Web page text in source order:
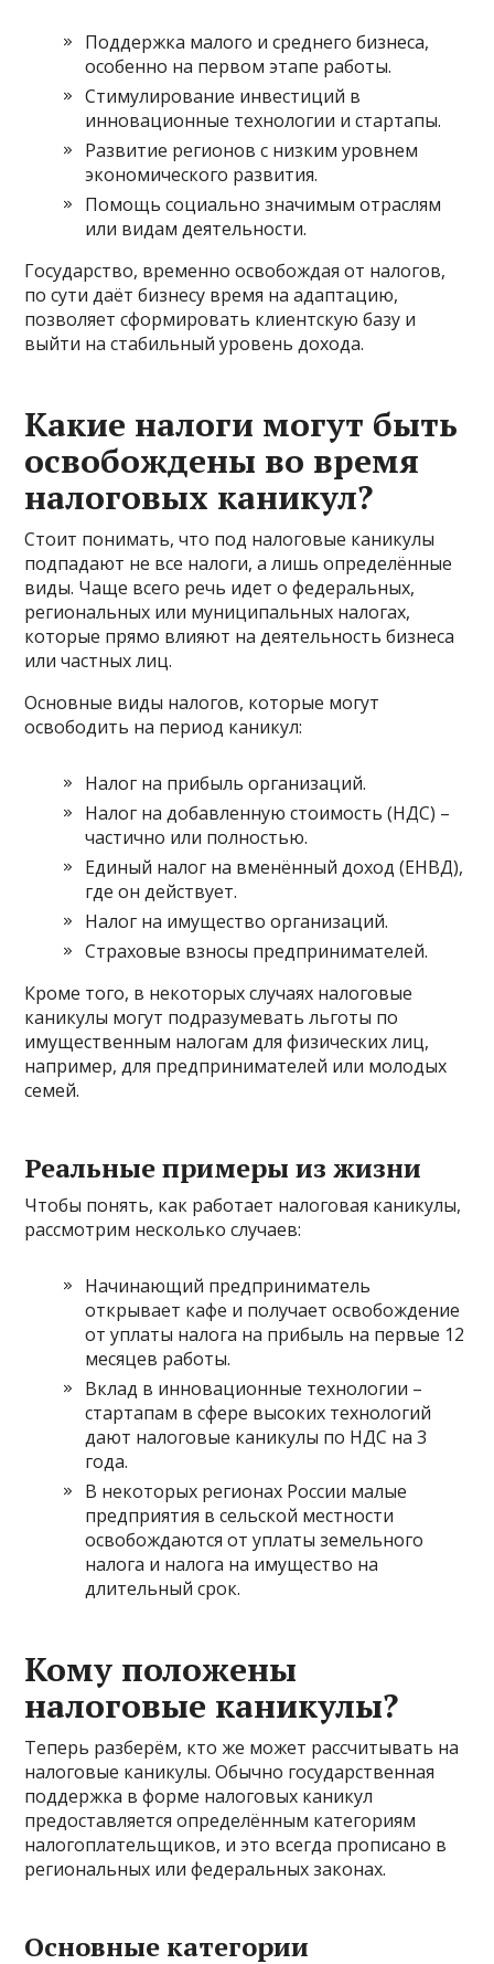
Поддержка малого и среднего бизнеса,
особенно на первом этапе работы.
Стимулирование инвестиций в
инновационные технологии и стартапы.
Развитие регионов с низким уровнем
экономического развития.
Помощь социально значимым отраслям
или видам деятельности.
Государство, временно освобождая от налогов,
по сути даёт бизнесу время на адаптацию,
позволяет сформировать клиентскую базу и
выйти на стабильный уровень дохода.
Какие налоги могут быть
освобождены во время
налоговых каникул?
Стоит понимать, что под налоговые каникулы
подпадают не все налоги, а лишь определённые
виды. Чаще всего речь идет о федеральных,
региональных или муниципальных налогах,
которые прямо влияют на деятельность бизнеса
или частных лиц.
Основные виды налогов, которые могут
освободить на период каникул:
Налог на прибыль организаций.
Налог на добавленную стоимость (НДС) –
частично или полностью.
Единый налог на вменённый доход (ЕНВД),
где он действует.
Налог на имущество организаций.
Страховые взносы предпринимателей.
Кроме того, в некоторых случаях налоговые
каникулы могут подразумевать льготы по
имущественным налогам для физических лиц,
например, для предпринимателей или молодых
семей.
Реальные примеры из жизни
Чтобы понять, как работает налоговая каникулы,
рассмотрим несколько случаев:
Начинающий предприниматель
открывает кафе и получает освобождение
от уплаты налога на прибыль на первые 12
месяцев работы.
Вклад в инновационные технологии –
стартапам в сфере высоких технологий
дают налоговые каникулы по НДС на 3
года.
В некоторых регионах России малые
предприятия в сельской местности
освобождаются от уплаты земельного
налога и налога на имущество на
длительный срок.
Кому положены
налоговые каникулы?
Теперь разберём, кто же может рассчитывать на
налоговые каникулы. Обычно государственная
поддержка в форме налоговых каникул
предоставляется определённым категориям
налогоплательщиков, и это всегда прописано в
региональных или федеральных законах.
Основные категории